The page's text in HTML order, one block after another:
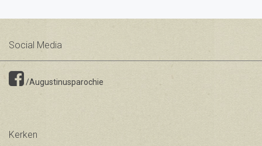
Social Media
/Augustinusparochie
Kerken